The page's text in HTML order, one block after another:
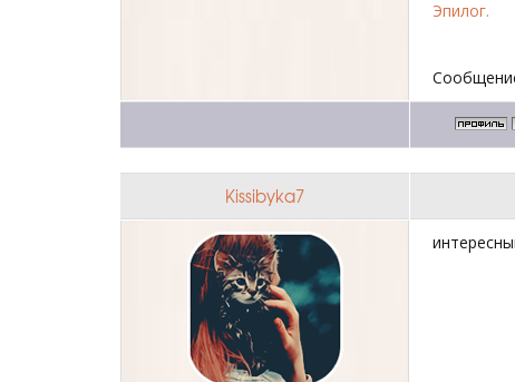
Эпилог.
Kissibyka7